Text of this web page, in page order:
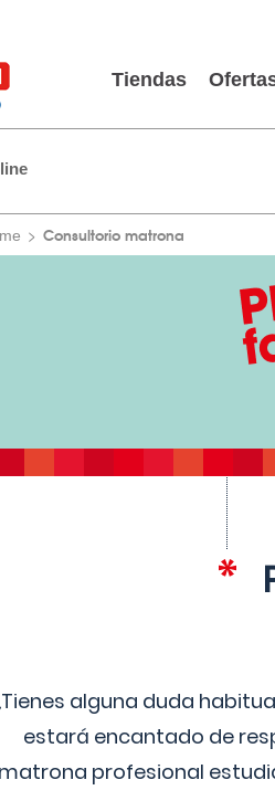
Tiendas
Consultorio matrona
alguna duda
estará encantado de
matrona profesional